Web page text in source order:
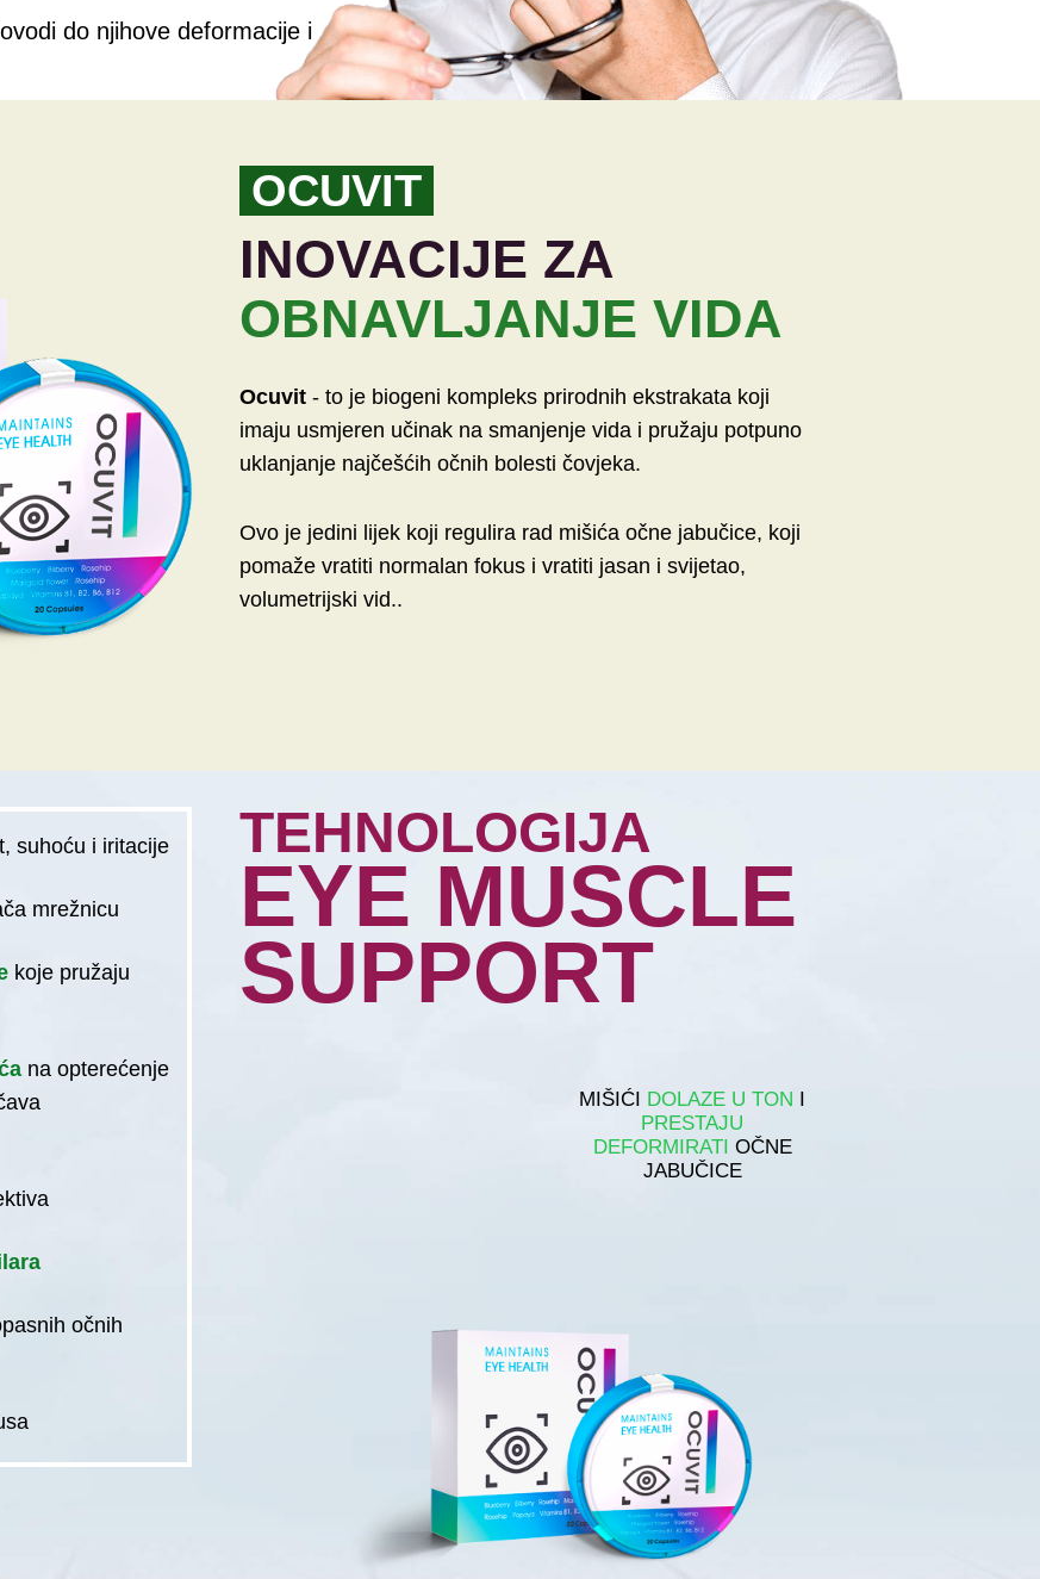
do njihove deformacije i
OCUVIT
INOVACIJE ZA
OBNAVLJANJE VIDA
Ocuvit - to je biogeni kompleks prirodnih ekstrakata koji
imaju usmjeren učinak na smanjenje vida i pružaju potpuno
uklanjanje najčešćih očnih bolesti čovjeka.
Ovo je jedini lijek koji regulira rad mišića očne jabučice, koji
pomaže vratiti normalan fokus i vratiti jasan i svijetao,
volumetrijski vid..
suhoću i iritacije
mrežnicu
koje pružaju
na opterećenje
očnih
TEHNOLOGIJA
EYE MUSCLE
SUPPORT
MIŠIĆI DOLAZE U TON I
PRESTAJU
DEFORMIRATI OČNE
JABUČICE